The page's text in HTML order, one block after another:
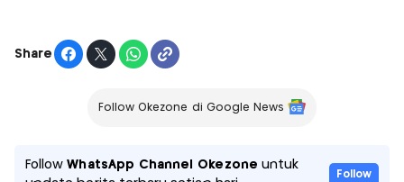
Share
Follow Okezone di Google News
FollowWhatsApp Channel Okezone untuk
Follow